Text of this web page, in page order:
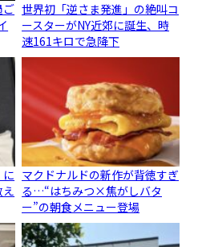
ご 世界初「逆さま発進」の絶叫コ
ースターがNY近郊に誕生、時
速161キロで急降下
マクドナルドの新作が背徳すぎ
る…“はちみつ×焦がしバタ
ー”の朝食メニュー登場